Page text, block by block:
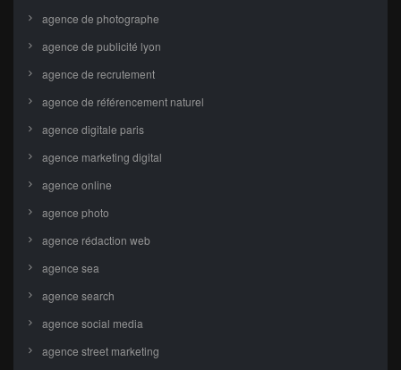
agence de photographe
agence de publicité lyon
agence de recrutement
agence de référencement naturel
agence digitale paris
agence marketing digital
agence online
agence photo
agence rédaction web
agence sea
agence search
agence social media
agence street marketing